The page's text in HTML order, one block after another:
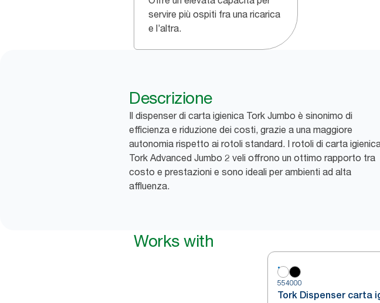
servire più ospiti fra una ricarica
e l’altra.
Descrizione
Il dispenser di carta igienica Tork Jumbo è sinonimo di
efficienza e riduzione dei costi, grazie a una maggiore
autonomia rispetto ai rotoli standard. I rotoli di carta
Tork Advanced Jumbo 2 veli offrono un ottimo rapporto tra
costo e prestazioni e sono ideali per ambienti ad alta
affluenza.
Works with
554000
Tork Dispenser carta